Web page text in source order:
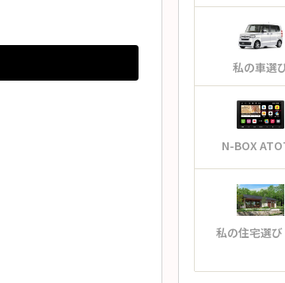
私の車選
N-BOX
私の住宅選び